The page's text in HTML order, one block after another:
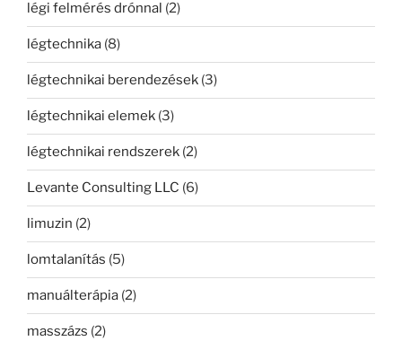
légi felmérés drónnal (2)
légtechnika (8)
légtechnikai berendezések (3)
légtechnikai elemek (3)
légtechnikai rendszerek (2)
Levante Consulting LLC (6)
limuzin (2)
lomtalanítás (5)
manuálterápia (2)
masszázs (2)